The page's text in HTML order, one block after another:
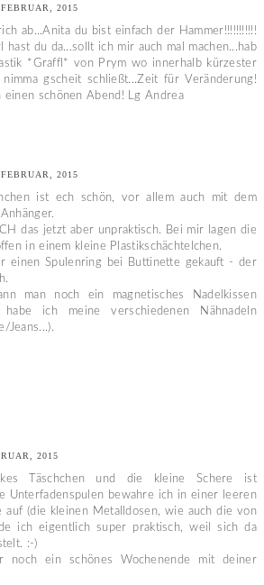
2015
ab...Anita du bist einfach der Hammer!!!!!!!!!!!
hast du da...sollt ich mir auch mal machen...hab
*Graffl* von Prym wo innerhalb kürzester
gscheit schließt...Zeit für Veränderung!
einen schönen Abend! Lg Andrea
2015
ist ech schön, vor allem auch mit dem
das jetzt aber unpraktisch. Bei mir lagen die
in einem kleine Plastikschächtelchen.
einen Spulenring bei Buttinette gekauft - der
man noch ein magnetisches Nadelkissen
ich meine verschiedenen Nähnadeln
Jeans...).
2015
Täschchen und die kleine Schere ist
Unterfadenspulen bewahre ich in einer leeren
auf (die kleinen Metalldosen, wie auch die von
ich eigentlich super praktisch, weil sich da
:-)
noch ein schönes Wochenende mit deiner